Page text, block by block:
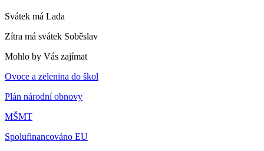
Svátek má Lada
Zítra má svátek Soběslav
Mohlo by Vás zajímat
Ovoce a zelenina do škol
Plán národní obnovy
MŠMT
Spolufinancováno EU